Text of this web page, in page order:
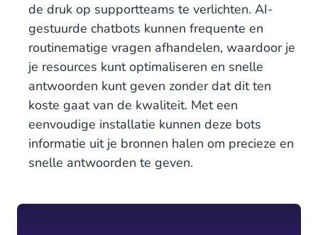
de druk op supportteams te verlichten. AI-
gestuurde chatbots kunnen frequente en
routinematige vragen afhandelen, waardoor je
je resources kunt optimaliseren en snelle
antwoorden kunt geven zonder dat dit ten
koste gaat van de kwaliteit. Met een
eenvoudige installatie kunnen deze bots
informatie uit je bronnen halen om precieze en
snelle antwoorden te geven.